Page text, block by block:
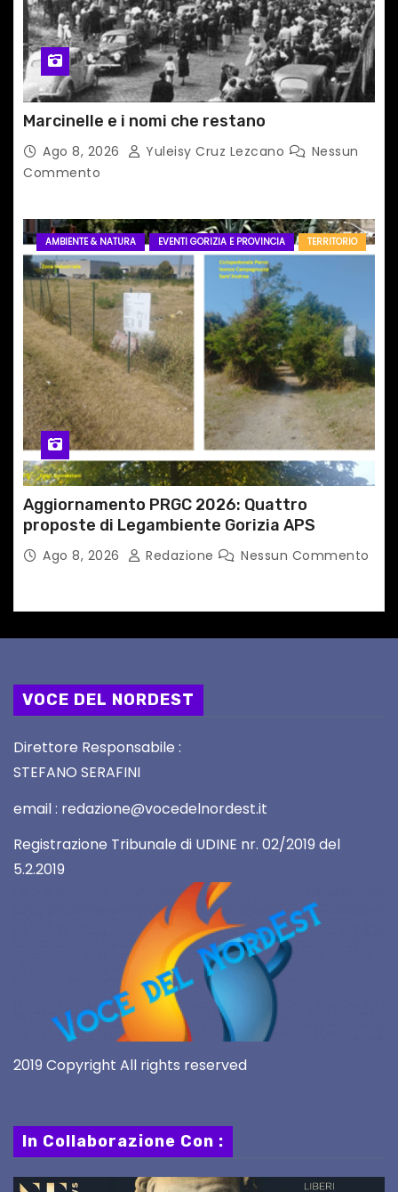
Marcinelle e i nomi che restano
Ago 8, 2026 Yuleisy Cruz Lezcano
Nessun
Commento
AMBIENTE & NATURA EVENTI GORIZIA E PROVINCIA TERRITORIO
Aggiornamento PRGC 2026: Quattro
proposte di Legambiente Gorizia APS
Ago 8, 2026 Redazione Nessun Commento
VOCE DEL NORDEST
Direttore Responsabile :
STEFANO SERAFINI
email : redazione@vocedelnordest.it
Registrazione Tribunale di UDINE nr. 02/2019 del
5.2.2019
2019 Copyright All rights reserved
In Collaborazione Con :